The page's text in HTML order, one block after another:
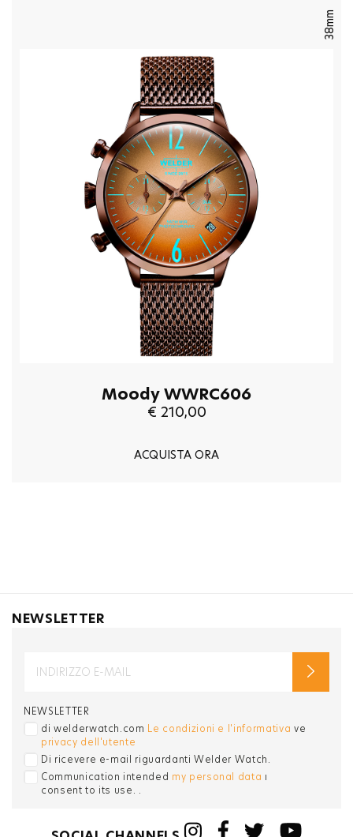
38mm
Moody WWRC606
€ 210,00
ACQUISTA ORA
NEWSLETTER
NEWSLETTER
di welderwatch.com Le condizioni e l'informativa ve
privacy dell'utente
Di ricevere e-mail riguardanti Welder Watch.
Communication intended my personal data ı
consent to its use. .